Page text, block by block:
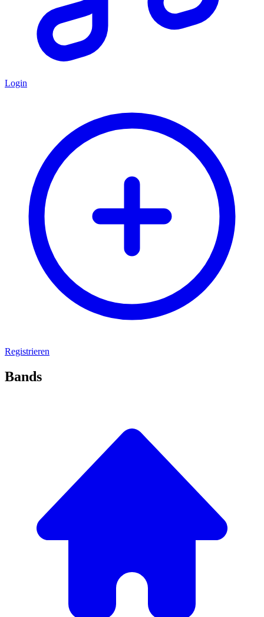
Login
Registrieren
Bands